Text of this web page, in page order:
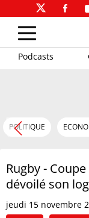
Podcasts
POLITIQUE
Rugby -
dévoilé son
jeudi 15 novembre